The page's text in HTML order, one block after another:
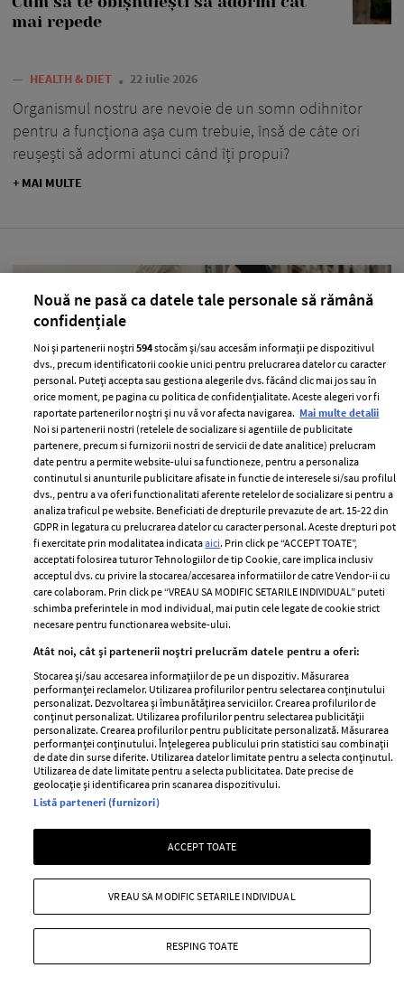
mai repede
— HEALTH & DIET 22 iulie 2026
Organismul nostru are nevoie de un somn odihnitor
pentru a funcționa așa cum trebuie, însă de câte ori
reușești să adormi atunci când îți propui?
+ MAI MULTE
10 lucruri pe care le au în comun dietele
care chiar dau rezultate
HEALTH & DIET 22 iulie 2026
Atunci când vine vorba despre diete, există foarte multe
idei conflictuale în ceea ce privește alegerile produselor
ori care este cea mai bună soluție de a pierde în
greutate.
10 moduri simple prin care îți poți
detoxifia organismul în fiecare zi
HEALTH & DIET 22 iulie 2026
Nouă ne pasă ca datele tale personale să rămână
confidențiale
Noi și partenerii noștri594stocăm și/sau accesăm informații pe dispozitivul
dvs., precum identificatorii cookie unici pentru prelucrarea datelor cu caracter
personal. Puteți accepta sau gestiona alegerile dvs. făcând clic mai jos sau în
orice moment, pe pagina cu politica de confidențialitate. Aceste alegeri vor fi
raportate partenerilor noștri și nu vă vor afecta navigarea. Mai multe detalii
Noi si partenerii nostri (retelele de socializare si agentiile de publicitate
partenere, precum si furnizorii nostri de servicii de date analitice) prelucram
date pentru a permite website-ului sa functioneze, pentru a personaliza
continutul si anunturile publicitare afisate in functie de interesele si/sau profilul
dvs., pentru a va oferi functionalitati aferente retelelor de socializare si pentru a
analiza traficul pe website. Beneficiati de drepturile prevazute de art. 15-22 din
GDPR in legatura cu prelucrarea datelor cu caracter personal. Aceste drepturi pot
fi exercitate prin modalitatea indicataaici. Prin click pe “ACCEPT TOATE”,
acceptati folosirea tuturor Tehnologiilor de tip Cookie, care implica inclusiv
acceptul dvs. cu privire la stocarea/accesarea informatiilor de catre Vendor-ii cu
care colaboram. Prin click pe “VREAU SA MODIFIC SETARILE INDIVIDUAL” puteti
schimba preferintele in mod individual, mai putin cele legate de cookie strict
necesare pentru functionarea website-ului.
Atât noi, cât și partenerii noștri prelucrăm datele pentru a oferi:
Stocarea și/sau accesarea informațiilor de pe un dispozitiv. Măsurarea
performanței reclamelor. Utilizarea profilurilor pentru selectarea conținutului
personalizat. Dezvoltarea și îmbunătățirea serviciilor. Crearea profilurilor de
conținut personalizat. Utilizarea profilurilor pentru selectarea publicității
personalizate. Crearea profilurilor pentru publicitate personalizată. Măsurarea
performanței conținutului. Înțelegerea publicului prin statistici sau combinații
de date din surse diferite. Utilizarea datelor limitate pentru a selecta conținutul.
Utilizarea de date limitate pentru a selecta publicitatea. Date precise de
geolocație și identificarea prin scanarea dispozitivului.
Listă parteneri (furnizori)
ACCEPT TOATE
RESPING TOATE
VREAU SA MODIFIC SETARILE INDIVIDUAL